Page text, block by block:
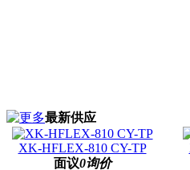
XK-NSHTOU-730F
面议0询价
最新供应
XK-HFLEX-810 CY-TP
面议0询价